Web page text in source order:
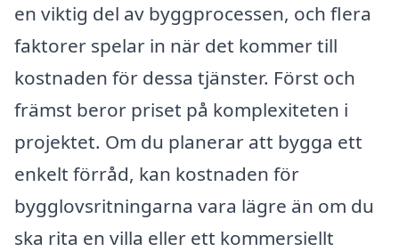
en viktig del av byggprocessen, och flera
faktorer spelar in när det kommer till
kostnaden för dessa tjänster. Först och
främst beror priset på komplexiteten i
projektet. Om du planerar att bygga ett
enkelt förråd, kan kostnaden för
bygglovsritningarna vara lägre än om du
ska rita en villa eller ett kommersiellt